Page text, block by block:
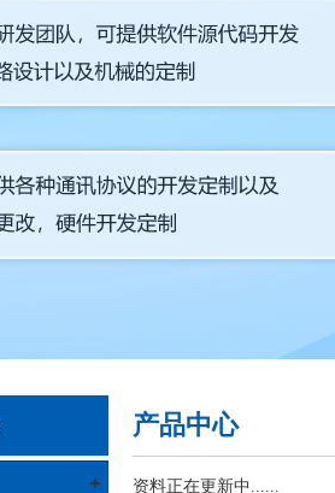
产品中心
资料正在更新中......